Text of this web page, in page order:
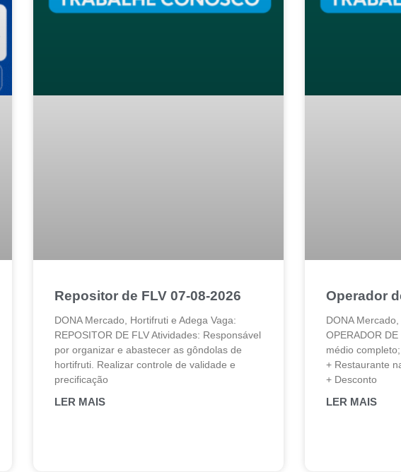
Repositor de FLV 07-08-2026
DONA Mercado, Hortifruti e Adega Vaga:
REPOSITOR DE FLV Atividades: Responsável
por organizar e abastecer as gôndolas de
hortifruti. Realizar controle de validade e
precificação
LER MAIS
Operador
DONA
OPERADOR
médio
+ Restaurante
+ Desconto
LER MAIS